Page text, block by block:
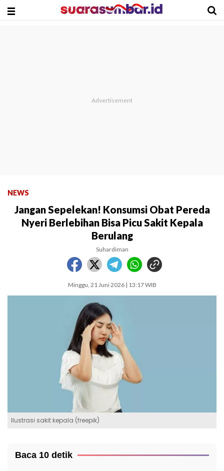
NEWS
Jangan Sepelekan! Konsumsi Obat Pereda
Nyeri Berlebihan Bisa Picu Sakit Kepala
Berulang
Suhardiman
Minggu, 21 Juni 2026 | 13:17 WIB
Ilustrasi sakit kepala (freepik)
Baca 10 detik